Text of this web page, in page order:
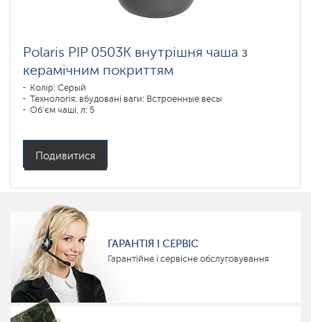
Polaris PIP 0503K внутрішня чаша з
керамічним покриттям
Колір: Серый
Технологія: вбудовані ваги: Встроенные весы
Об'єм чаші, л: 5
Подивитися
ГАРАНТІЯ І СЕРВІС
Гарантійне і сервісне обслуговування